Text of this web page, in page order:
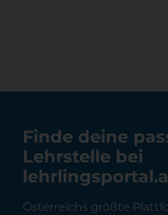
Finde deine
Lehrstelle bei
Österreichs größte